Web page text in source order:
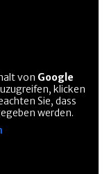
von Google
klicken
Sie, dass
werden.